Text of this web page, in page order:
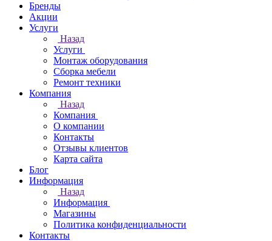
Бренды
Акции
Услуги
Назад
Услуги
Монтаж оборудования
Сборка мебели
Ремонт техники
Компания
Назад
Компания
О компании
Контакты
Отзывы клиентов
Карта сайта
Блог
Информация
Назад
Информация
Магазины
Политика конфиденциальности
Контакты